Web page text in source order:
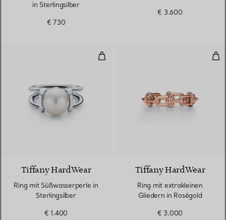
in Sterlingsilber
€ 730
€ 3.600
Ring mit Süßwasserperle in
Tiffany HardWear
Ring mit Süßwasserperle in
Sterlingsilber
€ 1.400
Tiffany HardWear
Ring mit extrakleinen
Gliedern in Roségold
€ 3.000